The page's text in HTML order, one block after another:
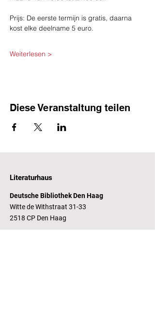
Prijs: De eerste termijn is gratis, daarna
kost elke deelname 5 euro.
Weiterlesen >
Diese Veranstaltung teilen
Literaturhaus
Deutsche Bibliothek Den Haag
Witte de Withstraat 31-33
2518 CP Den Haag